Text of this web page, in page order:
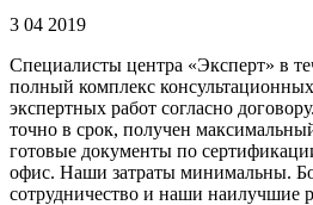
3 04 2019
Специалисты центра «Эксперт» в
полный комплекс
экспертных работ согласно
точно в срок, получен
готовые документы по
офис. Наши затраты минимальны.
сотрудничество и наши наилучшие